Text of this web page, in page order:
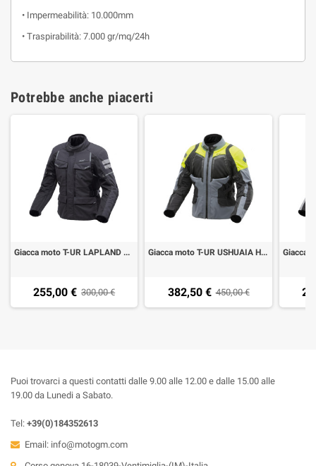
• Impermeabilità: 10.000mm
• Traspirabilità: 7.000 gr/mq/24h
Potrebbe anche piacerti
Giacca moto T-UR LAPLAND HYDROSCUD dark anthra black
255,00 € 300,00 €
Giacca moto T-UR USHUAIA HYDROSCUD grey yellow fluo
382,50 € 450,00 €
Puoi trovarci a questi contatti dalle 9.00 alle 12.00 e dalle 15.00 alle
19.00 da Lunedi a Sabato.
Tel: +39(0)184352613
Email: info@motogm.com